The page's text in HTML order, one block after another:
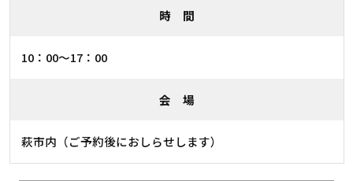
時 間
10：00〜17：00
会 場
萩市内（ご予約後におしらせします）